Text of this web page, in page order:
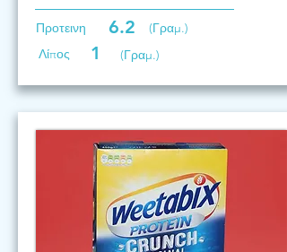
Προτεινη 6.2
(Γραμ.)
Λίπος
1 (Γραμ.)